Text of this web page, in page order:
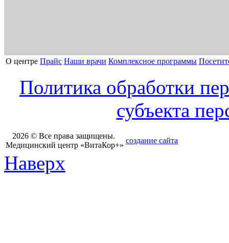
О центре Прайс Наши врачи Комплексное программы
Политика обработки
субъекта
2026 © Все права защищены.
Медицинский центр «ВитаКор+»
создание сайта
Наверх